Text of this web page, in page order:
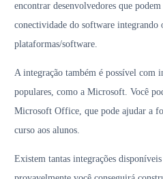
encontrar desenvolvedores que
conectividade do software integrando
plataformas/software.
A integração também é possível com
populares, como a Microsoft. Você
Microsoft Office, que pode ajudar a
curso aos alunos.
Existem tantas integrações